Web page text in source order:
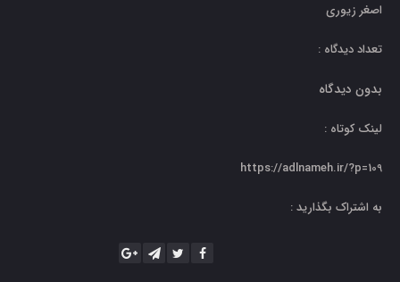
اصغر زیوری
تعداد دیدگاه :
بدون دیدگاه
لینک کوتاه :
https://adlnameh.ir/?p=109
به اشتراک بگذارید :